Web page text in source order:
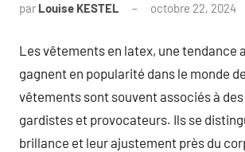
par Louise KESTEL octobre 22, 2024
Les vêtements en latex, une tendance
gagnent en popularité dans le monde
vêtements sont souvent associés à
gardistes et provocateurs. Ils se
brillance et leur ajustement près du